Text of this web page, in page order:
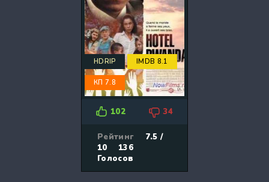
HDRIP IMDB 8.1
КП 7.8
102 34
Рейтинг
7.5 /
10
136
Голосов